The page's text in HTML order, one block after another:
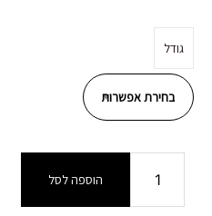
גודל
זר
הוספה לסל